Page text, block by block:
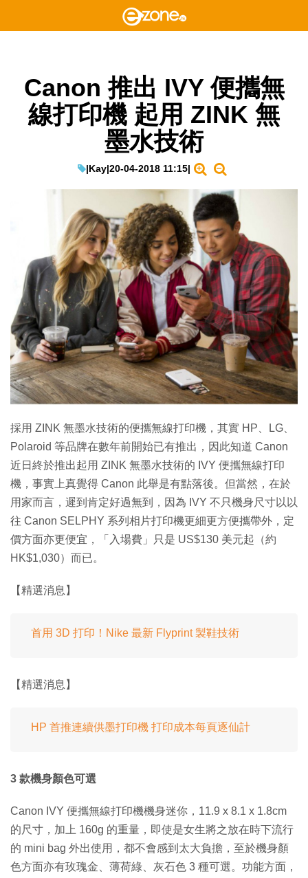
Canon 推出 IVY 便攜無
線打印機 起用 ZINK 無
墨水技術
|Kay|20-04-2018 11:15|
採用 ZINK 無墨水技術的便攜無線打印機，其實 HP、LG、
Polaroid 等品牌在數年前開始已有推出，因此知道 Canon
近日終於推出起用 ZINK 無墨水技術的 IVY 便攜無線打印
機，事實上真覺得 Canon 此舉是有點落後。但當然，在於
用家而言，遲到肯定好過無到，因為 IVY 不只機身尺寸以以
往 Canon SELPHY 系列相片打印機更細更方便攜帶外，定
價方面亦更便宜，「入場費」只是 US$130 美元起（約
HK$1,030）而已。
【精選消息】
首用 3D 打印！Nike 最新 Flyprint 製鞋技術
【精選消息】
HP 首推連續供墨打印機 打印成本每頁逐仙計
3 款機身顏色可選
Canon IVY 便攜無線打印機機身迷你，11.9 x 8.1 x 1.8cm
的尺寸，加上 160g 的重量，即使是女生將之放在時下流行
的 mini bag 外出使用，都不會感到太大負擔，至於機身顏
色方面亦有玫瑰金、薄荷綠、灰石色 3 種可選。功能方面，